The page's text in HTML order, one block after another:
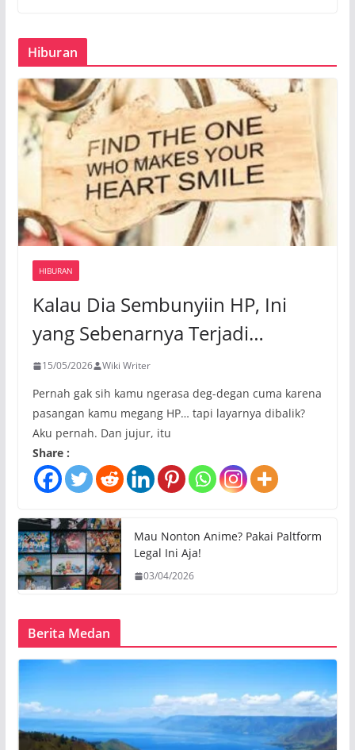
Hiburan
HIBURAN
Kalau Dia Sembunyiin HP, Ini
yang Sebenarnya Terjadi…
15/05/2026 Wiki Writer
Pernah gak sih kamu ngerasa deg-degan cuma karena
pasangan kamu megang HP… tapi layarnya dibalik?
Aku pernah. Dan jujur, itu
Share :
Mau Nonton Anime? Pakai Paltform
Legal Ini Aja!
03/04/2026
Berita Medan